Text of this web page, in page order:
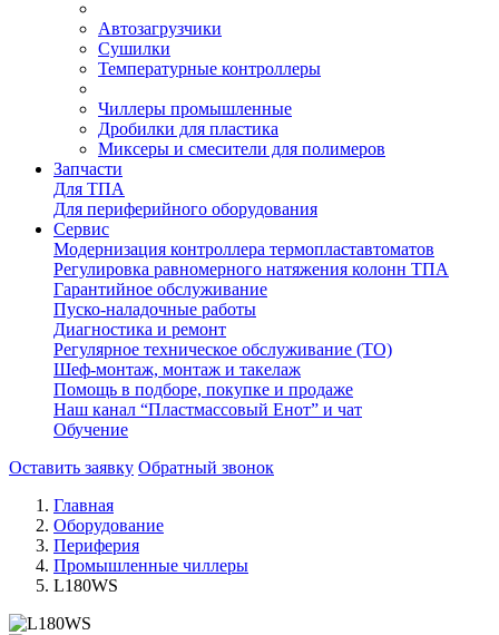
Автозагрузчики
Сушилки
Температурные контроллеры
Чиллеры промышленные
Дробилки для пластика
Миксеры и смесители для полимеров
Запчасти
Для ТПА
Для периферийного оборудования
Сервис
Модернизация контроллера термопластавтоматов
Регулировка равномерного натяжения колонн ТПА
Гарантийное обслуживание
Пуско-наладочные работы
Диагностика и ремонт
Регулярное техническое обслуживание (ТО)
Шеф-монтаж, монтаж и такелаж
Помощь в подборе, покупке и продаже
Наш канал “Пластмассовый Енот” и чат
Обучение
Оставить заявку Обратный звонок
Главная
Оборудование
Периферия
Промышленные чиллеры
L180WS